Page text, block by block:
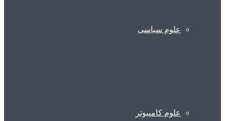
علوم سیاسی
علوم کامپیوتر